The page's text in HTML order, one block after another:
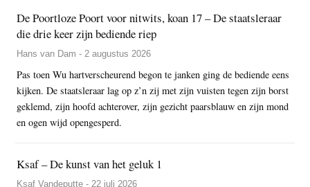
De Poortloze Poort voor nitwits, koan 17 – De staatsleraar
die drie keer zijn bediende riep
Hans van Dam - 2 augustus 2026
Pas toen Wu hartverscheurend begon te janken ging de bediende eens
kijken. De staatsleraar lag op z’n zij met zijn vuisten tegen zijn borst
geklemd, zijn hoofd achterover, zijn gezicht paarsblauw en zijn mond
en ogen wijd opengesperd.
Ksaf – De kunst van het geluk 1
Ksaf Vandeputte - 22 juli 2026